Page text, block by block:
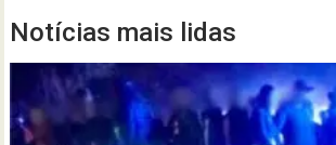
Notícias mais lidas